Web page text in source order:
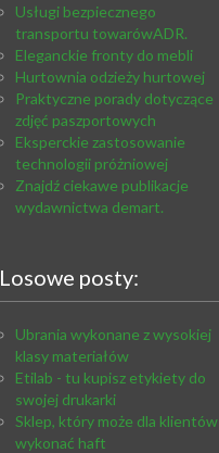
Usługi bezpiecznego
transportu towarówADR.
Eleganckie fronty do mebli
Hurtownia odzieży hurtowej
Praktyczne porady dotyczące
zdjęć paszportowych
Eksperckie zastosowanie
technologii próżniowej
Znajdź ciekawe publikacje
wydawnictwa demart.
Losowe posty:
Ubrania wykonane z wysokiej
klasy materiałów
Etilab - tu kupisz etykiety do
swojej drukarki
Sklep, który może dla klientów
wykonać haft